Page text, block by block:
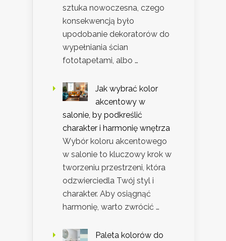
sztuka nowoczesna, czego
konsekwencją było
upodobanie dekoratorów do
wypełniania ścian
fototapetami, albo …
Jak wybrać kolor
akcentowy w
salonie, by podkreślić
charakter i harmonię wnętrza
Wybór koloru akcentowego
w salonie to kluczowy krok w
tworzeniu przestrzeni, która
odzwierciedla Twój styl i
charakter. Aby osiągnąć
harmonię, warto zwrócić …
Paleta kolorów do